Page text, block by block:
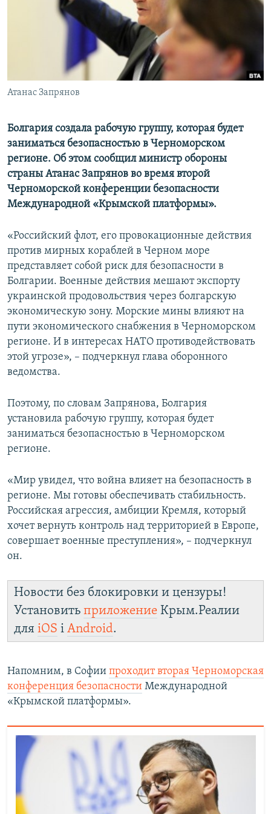
ПОБЕДИТЕЛЕЙ НЕ СУДЯТ?
КРЫМ.НЕПОКОРЕННЫЙ
УКРАИНСКАЯ ПРОБЛЕМА КРЫМА
ПРИСОЕДИНЯЙТЕСЬ!
Все сайты RFE/RL
Атанас Запрянов
Болгария создала рабочую группу, которая будет
заниматься безопасностью в Черноморском
регионе. Об этом сообщил министр обороны
страны Атанас Запрянов во время второй
Черноморской конференции безопасности
Международной «Крымской платформы».
«Российский флот, его провокационные действия
против мирных кораблей в Черном море
представляет собой риск для безопасности в
Болгарии. Военные действия мешают экспорту
украинской продовольствия через болгарскую
экономическую зону. Морские мины влияют на
пути экономического снабжения в Черноморском
регионе. И в интересах НАТО противодействовать
этой угрозе», – подчеркнул глава оборонного
ведомства.
Поэтому, по словам Запрянова, Болгария
установила рабочую группу, которая будет
заниматься безопасностью в Черноморском
регионе.
«Мир увидел, что война влияет на безопасность в
регионе. Мы готовы обеспечивать стабильность.
Российская агрессия, амбиции Кремля, который
хочет вернуть контроль над территорией в Европе,
совершает военные преступления», – подчеркнул
он.
Новости без блокировки и цензуры!
Установить приложение Крым.Реалии
для iOS і Android.
Напомним, в Софии проходит вторая Черноморская
конференция безопасности Международной
«Крымской платформы».